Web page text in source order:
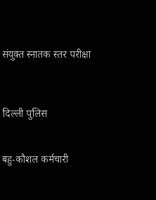
संयुक्त स्नातक स्तर परीक्षा
दिल्ली पुलिस
बहु-कौशल कर्मचारी